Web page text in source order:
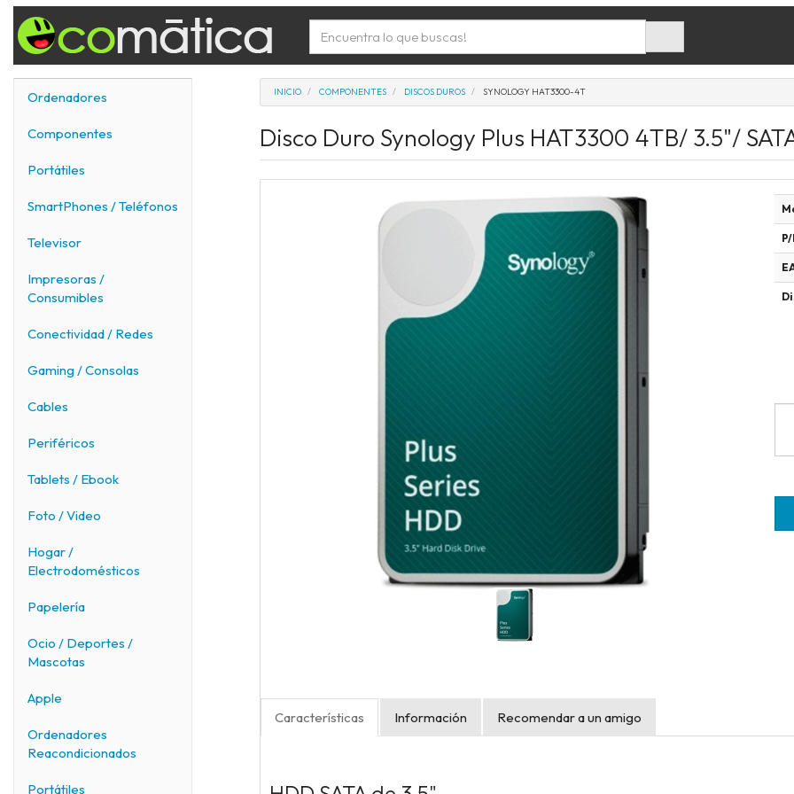
Ordenadores
Componentes
Portátiles
SmartPhones / Teléfonos
Televisor
Impresoras /
Consumibles
Conectividad / Redes
Gaming / Consolas
Cables
Periféricos
Tablets / Ebook
Foto / Video
Hogar /
Electrodomésticos
Papelería
Ocio / Deportes /
Mascotas
Apple
Ordenadores
Reacondicionados
Portátiles
INICIO COMPONENTES DISCOS DUROS SYNOLOGY HAT3300-4T
Disco Duro Synology Plus HAT3300 4TB/ 3.5"/
Características Información Recomendar a un amigo